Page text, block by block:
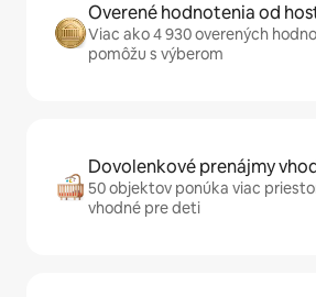
Overené hodnotenia od
Viac ako 4 930 overených
pomôžu s výberom
Dovolenkové prenájmy
50 objektov ponúka viac
vhodné pre deti